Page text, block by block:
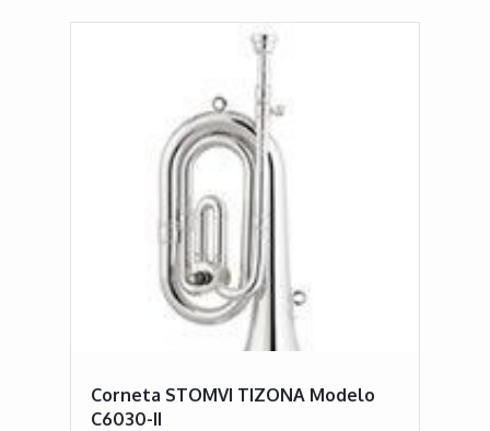
Corneta STOMVI TIZONA Modelo
C6030-II